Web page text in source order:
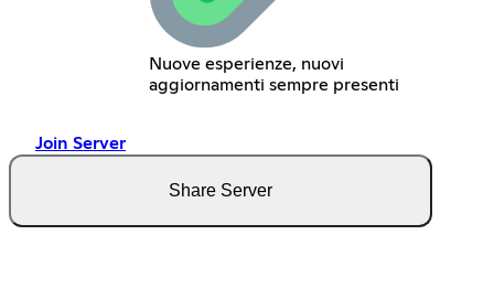
Nuove esperienze, nuovi
aggiornamenti sempre presenti
Join Server
Share Server